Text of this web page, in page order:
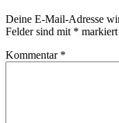
Deine E-Mail-Adresse
Felder sind mit * markiert
Kommentar *